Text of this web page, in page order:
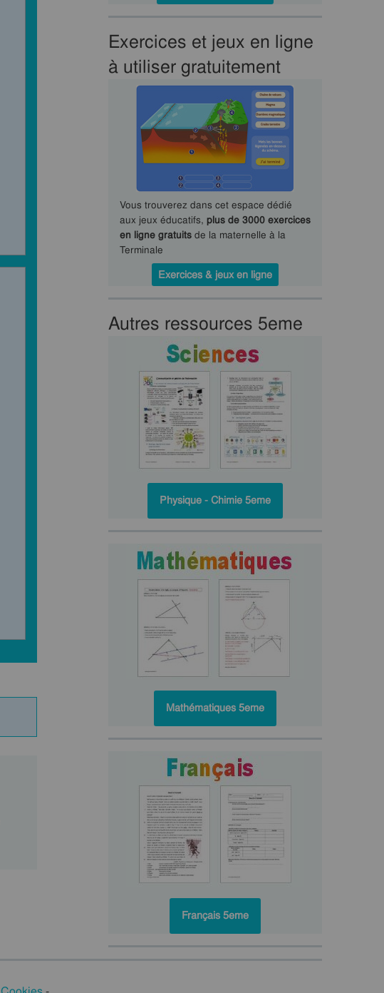
Exercices et jeux en ligne
à utiliser gratuitement
Vous trouverez dans cet espace dédié
aux jeux éducatifs, plus de 3000 exercices
en ligne gratuitsde la maternelle à la
Terminale
Exercices & jeux en ligne
Autres ressources 5eme
Physique - Chimie 5eme
Mathématiques 5eme
Français 5eme